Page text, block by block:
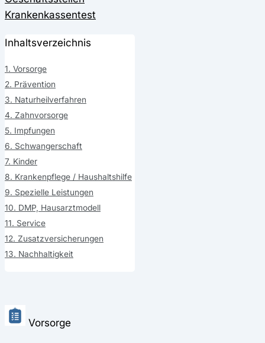
Krankenkassentest
Inhaltsverzeichnis
1. Vorsorge
2. Prävention
3. Naturheilverfahren
4. Zahnvorsorge
5. Impfungen
6. Schwangerschaft
7. Kinder
8. Krankenpflege / Haushaltshilfe
9. Spezielle Leistungen
10. DMP, Hausarztmodell
11. Service
12. Zusatzversicherungen
13. Nachhaltigkeit
Vorsorge